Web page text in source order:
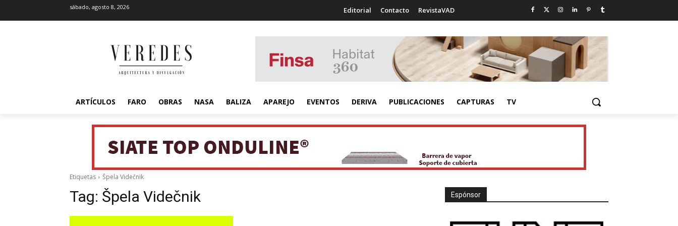
sábado, agosto 8, 2026 Editorial Contacto RevistaVAD
ARTÍCULOS FARO OBRAS NASA BALIZA APAREJO EVENTOS DERIVA PUBLICACIONES CAPTURAS TV
Etiquetas Špela Videčnik
Tag: Špela Videčnik Espónsor